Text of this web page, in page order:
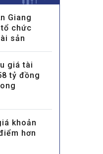
Giang
chức
sản
giá tài
tỷ đồng
khoản
hơn